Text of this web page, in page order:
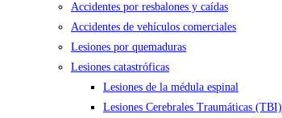
Accidentes por resbalones y caídas
Accidentes de vehículos comerciales
Lesiones por quemaduras
Lesiones catastróficas
Lesiones de la médula espinal
Lesiones Cerebrales Traumáticas (TBI)